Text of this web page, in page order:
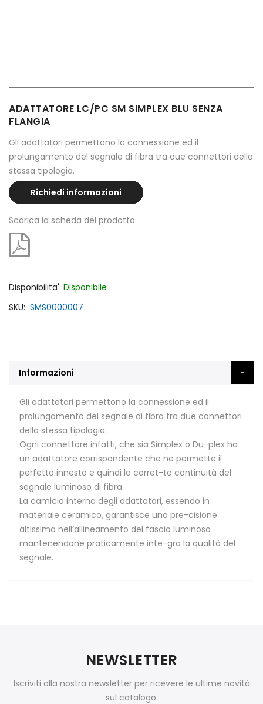
ADATTATORE LC/PC SM SIMPLEX BLU SENZA
FLANGIA
Gli adattatori permettono la connessione ed il
prolungamento del segnale di fibra tra due connettori della
stessa tipologia.
Richiedi informazioni
Scarica la scheda del prodotto:
Disponibilita': Disponibile
SKU SMS0000007
Informazioni
Gli adattatori permettono la connessione ed il
prolungamento del segnale di fibra tra due connettori
della stessa tipologia.
Ogni connettore infatti, che sia Simplex o Du-plex ha
un adattatore corrispondente che ne permette il
perfetto innesto e quindi la corret-ta continuità del
segnale luminoso di fibra.
La camicia interna degli adattatori, essendo in
materiale ceramico, garantisce una pre-cisione
altissima nell’allineamento del fascio luminoso
mantenendone praticamente inte-gra la qualità del
segnale.
NEWSLETTER
Iscriviti alla nostra newsletter per ricevere le ultime novità
sul catalogo.